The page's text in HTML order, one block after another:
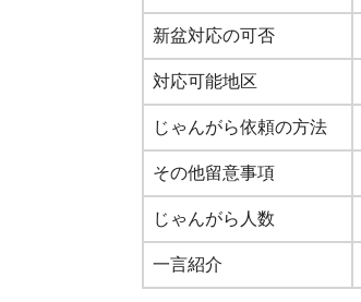
新盆対応の可否
対応可能地区
じゃんがら依頼の方法
その他留意事項
じゃんがら人数
一言紹介